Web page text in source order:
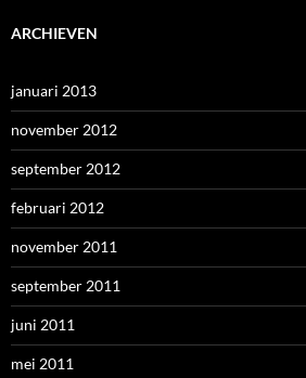
ARCHIEVEN
januari 2013
november 2012
september 2012
februari 2012
november 2011
september 2011
juni 2011
mei 2011